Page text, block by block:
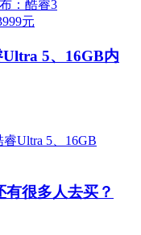
5、16GB内
有很多人去买？